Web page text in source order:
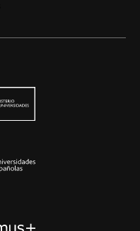
Conferencia de